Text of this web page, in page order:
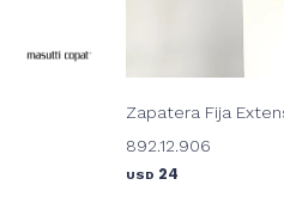
Zapatera Fija
892.12.906
USD 24